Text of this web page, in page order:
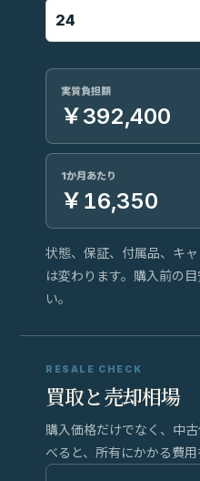
実質負担額
￥392,400
1か月あたり
￥16,350
状態、保証、付属品、キ
は変わります。購入前の
い。
RESALE CHECK
買取と売却相場
購入価格だけでなく、中
べると、所有にかかる費用